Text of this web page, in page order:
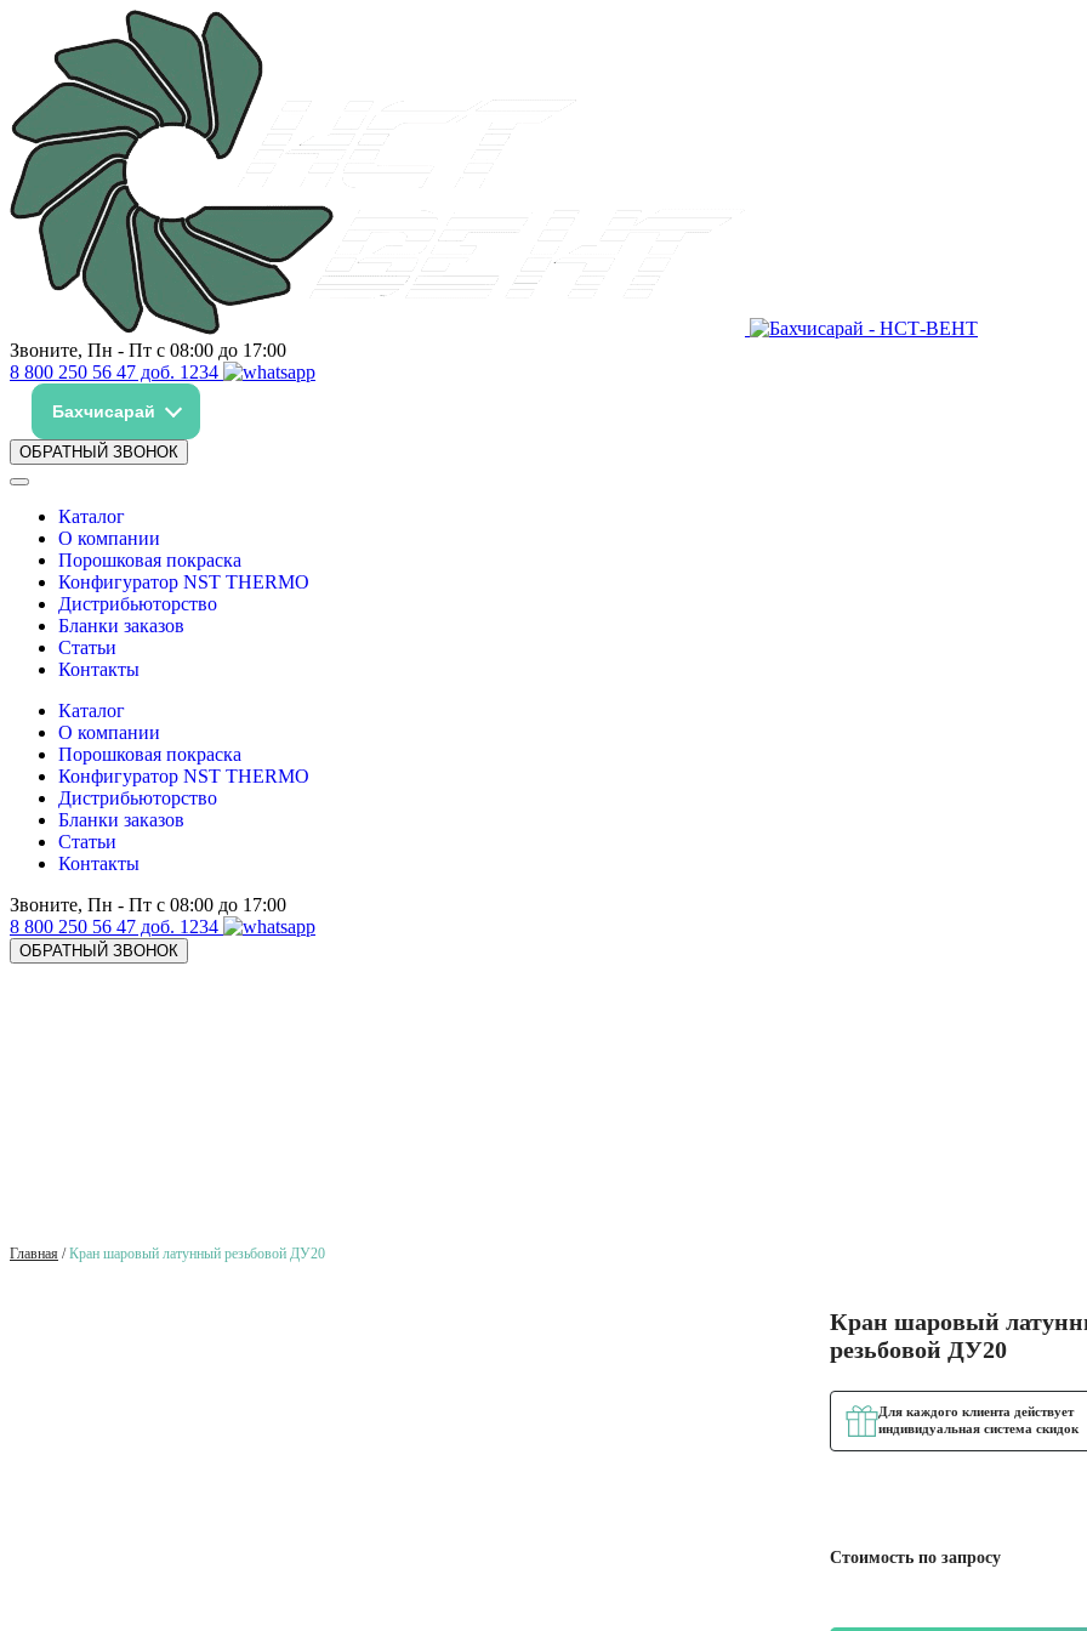
Звоните, Пн - Пт с 08:00 до 17:00
8 800 250 56 47 доб. 1234
Бахчисарай
ОБРАТНЫЙ ЗВОНОК
Каталог
О компании
Порошковая покраска
Конфигуратор NST THERMO
Дистрибьюторство
Бланки заказов
Статьи
Контакты
Каталог
О компании
Порошковая покраска
Конфигуратор NST THERMO
Дистрибьюторство
Бланки заказов
Статьи
Контакты
Звоните, Пн - Пт с 08:00 до 17:00
8 800 250 56 47 доб. 1234
ОБРАТНЫЙ ЗВОНОК
Главная /Кран шаровый латунный резьбовой ДУ20
Кран шаровый
резьбовой ДУ20
Для каждого клиента действует
индивидуальная система скидок
Стоимость по запросу